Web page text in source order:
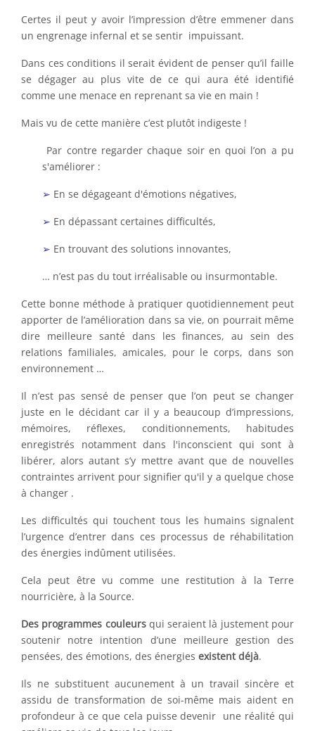
Certes il peut y avoir l’impression d’être emmener dans
un engrenage infernal et se sentir impuissant.
Dans ces conditions il serait évident de penser qu’il faille
se dégager au plus vite de ce qui aura été identifié
comme une menace en reprenant sa vie en main !
Mais vu de cette manière c’est plutôt indigeste !
Par contre regarder chaque soir en quoi l’on a pu
s'améliorer :
➢ En se dégageant d'émotions négatives,
➢ En dépassant certaines difficultés,
➢ En trouvant des solutions innovantes,
… n’est pas du tout irréalisable ou insurmontable.
Cette bonne méthode à pratiquer quotidiennement peut
apporter de l’amélioration dans sa vie, on pourrait même
dire meilleure santé dans les finances, au sein des
relations familiales, amicales, pour le corps, dans son
environnement …
Il n’est pas sensé de penser que l’on peut se changer
juste en le décidant car il y a beaucoup d’impressions,
mémoires, réflexes, conditionnements, habitudes
enregistrés notamment dans l'inconscient qui sont à
libérer, alors autant s’y mettre avant que de nouvelles
contraintes arrivent pour signifier qu'il y a quelque chose
à changer .
Les difficultés qui touchent tous les humains signalent
l’urgence d’entrer dans ces processus de réhabilitation
des énergies indûment utilisées.
Cela peut être vu comme une restitution à la Terre
nourricière, à la Source.
Des programmes couleursqui seraient là justement pour
soutenir notre intention d’une meilleure gestion des
pensées, des émotions, des énergies existent déjà.
Ils ne substituent aucunement à un travail sincère et
assidu de transformation de soi-même mais aident en
profondeur à ce que cela puisse devenir une réalité qui